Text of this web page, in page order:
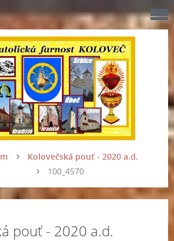
Kolovečská pouť - 2020 a.d.
100_4570
pouť - 2020 a.d.